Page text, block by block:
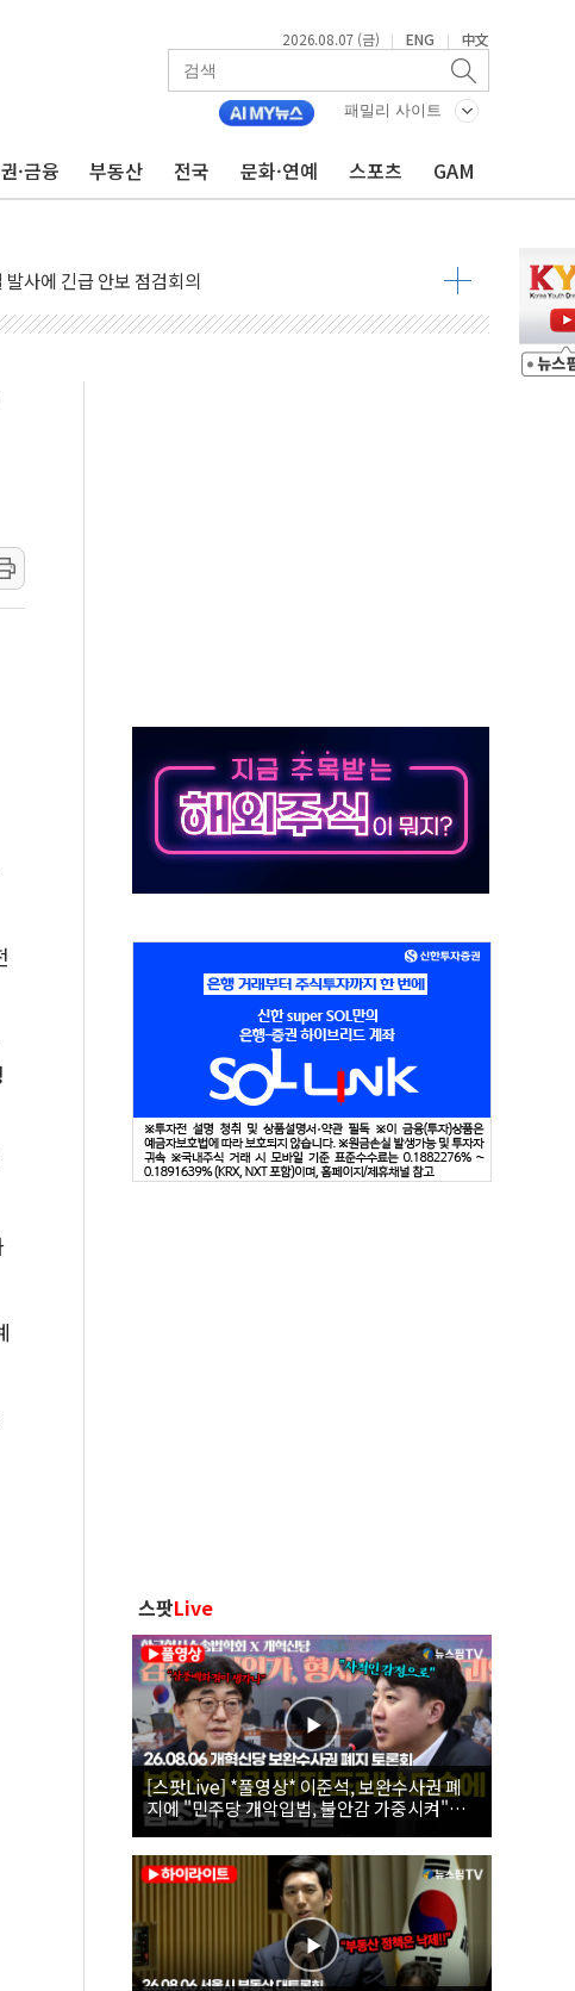
2026.08.07 (금) | ENG | 中文
패밀리 사이트
·금융 부동산 전국 문화·연예 스포츠 GAM
부분 상승… "2분기 기업 순이익 21% 증가" 전망
으로 나토 회원국 공격 검토… 거짓 깃발 작전"
·아이온큐·도어대시↑ VS 샌디스크·피그마·앱러빈↓
급 반대…상법·자본시장법 개정 논의"
사에 긴급 안보 점검회의
·호르무즈 재개방 기대에 강세
간인 '사파리' 공격… 시민들 공포감 극대화 전략
임시 주총 기대감에 홀로 상한가…마진 잔액은 사상 최고
함께하는 '선봉'의 대민 봉사
도미사일 1발 발사… 올해 10번째·42일 만 도발
스팟Live
[스팟Live] *풀영상* 이준석, 보완수사권 폐
지에 "민주당 개악입법, 불안감 가중시켜"｜
26.08.06 개혁신당 보완수사권 폐지 토론회